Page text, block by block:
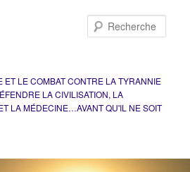
ET LE COMBAT CONTRE LA TYRANNIE
LA CIVILISATION, LA
LA MÉDECINE…AVANT QU'IL NE SOIT